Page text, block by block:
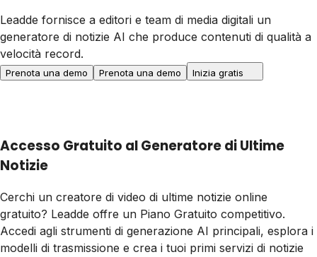
Leadde fornisce a editori e team di media digitali un
generatore di notizie AI che produce contenuti di qualità a
velocità record.
Prenota una demo Prenota una demo Inizia gratis
Accesso Gratuito al Generatore di Ultime
Notizie
Cerchi un creatore di video di ultime notizie online
gratuito? Leadde offre un Piano Gratuito competitivo.
Accedi agli strumenti di generazione AI principali, esplora i
modelli di trasmissione e crea i tuoi primi servizi di notizie